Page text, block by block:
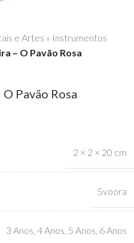
e Artes » Instrumentos
– O Pavão Rosa
Pavão Rosa
2 × 2 × 20 cm
Svoora
3 Anos 4 Anos 5 Anos 6 Anos